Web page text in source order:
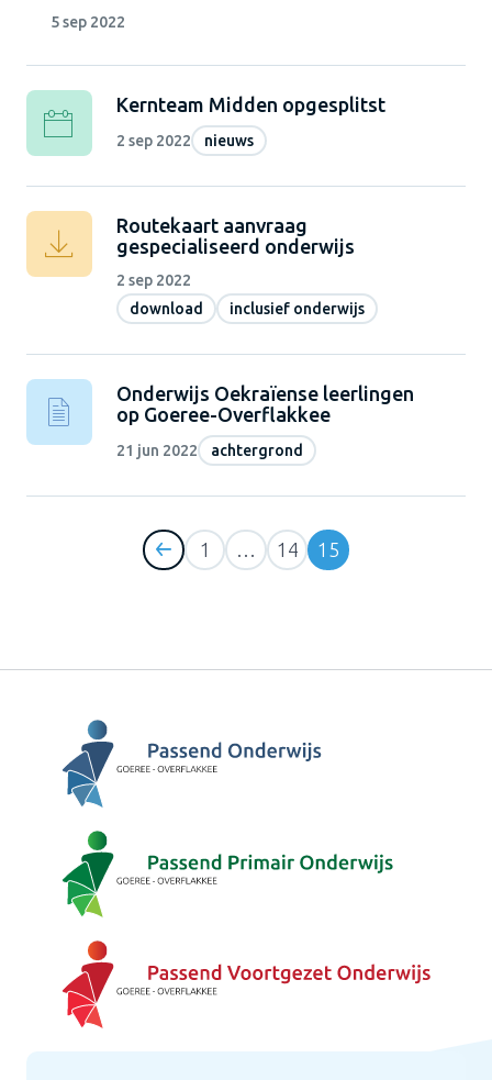
5 sep 2022
Kernteam Midden opgesplitst
2 sep 2022 nieuws
Routekaart aanvraag
gespecialiseerd onderwijs
2 sep 2022
download
inclusief onderwijs
Onderwijs Oekraïense leerlingen
op Goeree-Overflakkee
21 jun 2022 achtergrond
1 14 15